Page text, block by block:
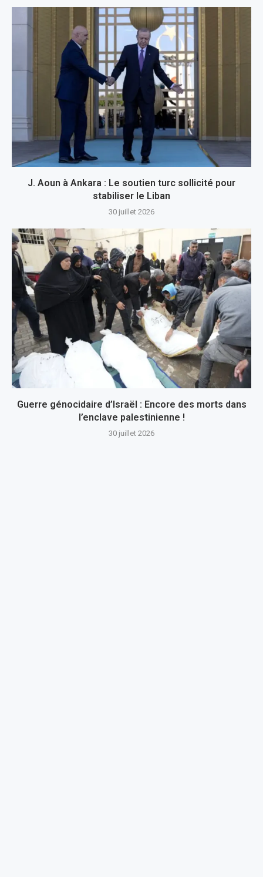
J. Aoun à Ankara : Le soutien turc sollicité pour
stabiliser le Liban
30 juillet 2026
Guerre génocidaire d’Israël : Encore des morts dans
l’enclave palestinienne !
30 juillet 2026